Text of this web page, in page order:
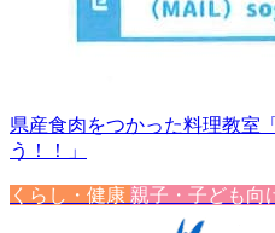
県産食肉をつかった料理教室
う！！」
くらし・健康 親子・子ども向